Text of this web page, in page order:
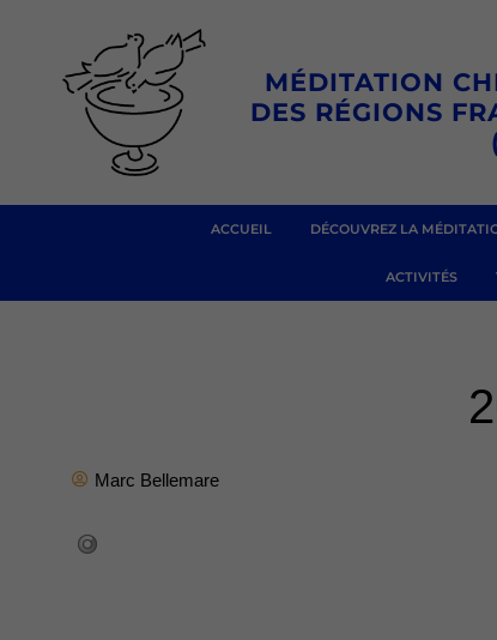
contenu
MÉDITATION
DES RÉGIONS
ACCUEIL DÉCOUVREZ LA
ACTIVITÉS
Marc Bellemare